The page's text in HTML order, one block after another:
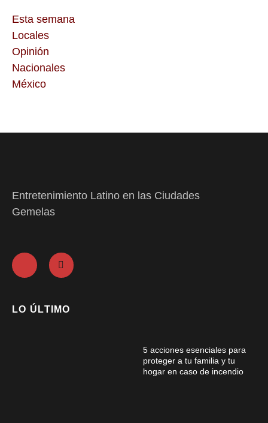
Esta semana
Locales
Opinión
Nacionales
México
Entretenimiento Latino en las Ciudades
Gemelas
LO ÚLTIMO
5 acciones esenciales para
proteger a tu familia y tu
hogar en caso de incendio